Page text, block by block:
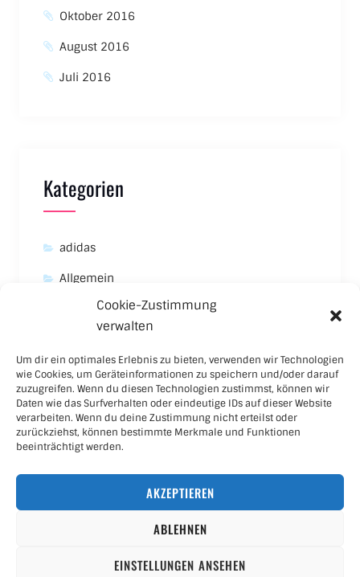
Cookie-Zustimmung
verwalten
Um dir ein optimales Erlebnis zu bieten, verwenden wir Technologien
wie Cookies, um Geräteinformationen zu speichern und/oder darauf
zuzugreifen. Wenn du diesen Technologien zustimmst, können wir
Daten wie das Surfverhalten oder eindeutige IDs auf dieser Website
verarbeiten. Wenn du deine Zustimmung nicht erteilst oder
zurückziehst, können bestimmte Merkmale und Funktionen
beeinträchtigt werden.
AKZEPTIEREN
ABLEHNEN
EINSTELLUNGEN ANSEHEN
Oktober 2016
August 2016
Juli 2016
Kategorien
adidas
Allgemein
New Balance
Nike
Puma